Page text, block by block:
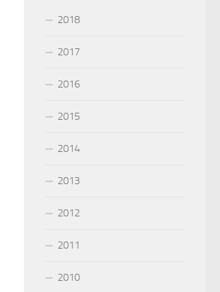
2018
2017
2016
2015
2014
2013
2012
2011
2010